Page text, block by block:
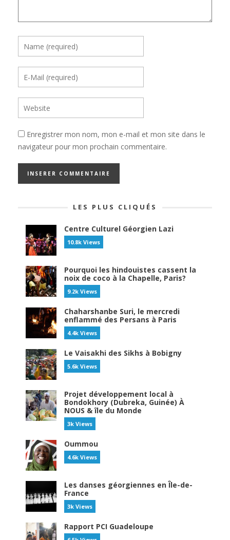
Enregistrer mon nom, mon e-mail et mon site dans le
navigateur pour mon prochain commentaire.
LES PLUS CLIQUÉS
Centre Culturel Géorgien Lazi
10.8k Views
Pourquoi les hindouistes cassent la
noix de coco à la Chapelle, Paris?
9.2k Views
Chaharshanbe Suri, le mercredi
enflammé des Persans à Paris
4.4k Views
Le Vaisakhi des Sikhs à Bobigny
5.6k Views
Projet développement local à
Bondokhory (Dubreka, Guinée) À
NOUS & île du Monde
3k Views
Oummou
4.6k Views
Les danses géorgiennes en Île-de-
France
3k Views
Rapport PCI Guadeloupe